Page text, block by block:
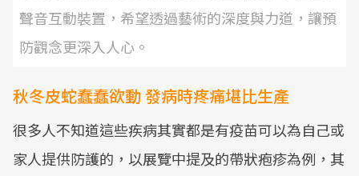
聲音互動裝置，希望透過藝術的深度與力道，讓預
防觀念更深入人心。
秋冬皮蛇蠢蠢欲動 發病時疼痛堪比生產
很多人不知道這些疾病其實都是有疫苗可以為自己或
家人提供防護的，以展覽中提及的帶狀疱疹為例，其